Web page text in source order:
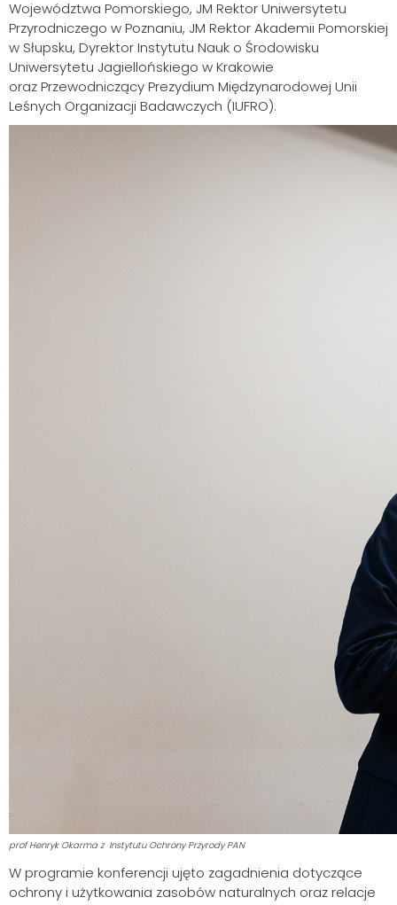
Województwa Pomorskiego, JM Rektor Uniwersytetu
Przyrodniczego w Poznaniu, JM Rektor Akademii Pomorskiej
w Słupsku, Dyrektor Instytutu Nauk o Środowisku
Uniwersytetu Jagiellońskiego w Krakowie
oraz Przewodniczący Prezydium Międzynarodowej Unii
Leśnych Organizacji Badawczych (IUFRO).
prof Henryk Okarma z Instytutu Ochrony Przyrody PAN
W programie konferencji ujęto zagadnienia dotyczące
ochrony i użytkowania zasobów naturalnych oraz relacje